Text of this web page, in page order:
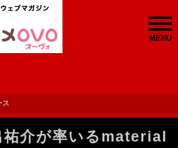
MENU
ス
祐介が率いるmaterial